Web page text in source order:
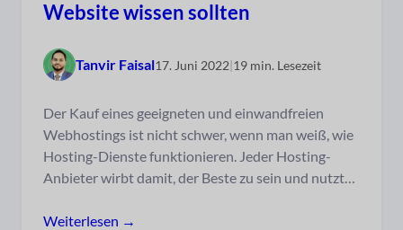
Website wissen sollten
Tanvir Faisal17. Juni 2022|19 min. Lesezeit
Der Kauf eines geeigneten und einwandfreien
Webhostings ist nicht schwer, wenn man weiß, wie
Hosting-Dienste funktionieren. Jeder Hosting-
Anbieter wirbt damit, der Beste zu sein und nutzt…
Weiterlesen →